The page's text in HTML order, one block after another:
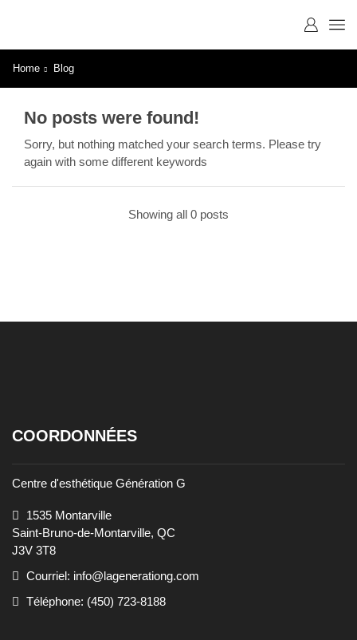
Home Blog
No posts were found!
Sorry, but nothing matched your search terms. Please try
again with some different keywords
Showing all 0 posts
COORDONNÉES
Centre d'esthétique Génération G
1535 Montarville
Saint-Bruno-de-Montarville, QC
J3V 3T8
Courriel: info@lagenerationg.com
Téléphone: (450) 723-8188